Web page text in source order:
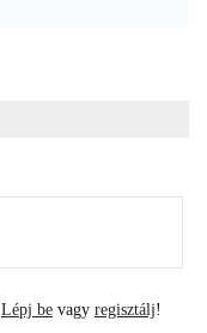
Lépj be vagy regisztálj!